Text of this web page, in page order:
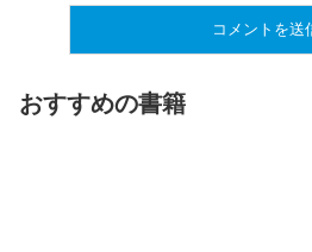
おすすめの書籍